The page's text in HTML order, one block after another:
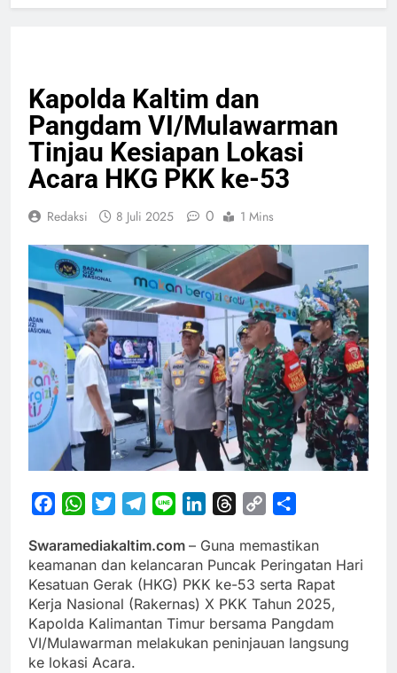
Kapolda Kaltim dan
Pangdam VI/Mulawarman
Tinjau Kesiapan Lokasi
Acara HKG PKK ke-53
Redaksi 8 Juli 2025 0 1 Mins
FacebookWhatsApp
TwitterTelegram
Line LinkedInThreads
Copy
Swaramediakaltim.com – Guna memastikan
keamanan dan kelancaran Puncak Peringatan Hari
Kesatuan Gerak (HKG) PKK ke-53 serta Rapat
Kerja Nasional (Rakernas) X PKK Tahun 2025,
Kapolda Kalimantan Timur bersama Pangdam
VI/Mulawarman melakukan peninjauan langsung
ke lokasi Acara.